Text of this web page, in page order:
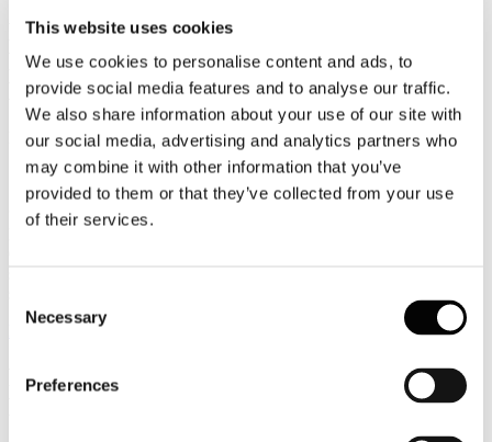
This website uses cookies
We use cookies to personalise content and ads, to
provide social media features and to analyse our traffic.
We also share information about your use of our site with
our social media, advertising and analytics partners who
may combine it with other information that you’ve
provided to them or that they’ve collected from your use
of their services.
Selection
Necessary
Preferences
FILIERA HORECA/MIO ITALIA: “I
RISULTATI ARRIVANO, DOPO MESI
DI LAVORO INCESSANTE”
Dettagli
Categoria:
News 2021
Pubblicato: 15 Gennaio 2021
“Dopo l’incontro avvenuto l’11 Novembre 2020 al MEF tra il
RISTORI: ALBERGHI ANCORA